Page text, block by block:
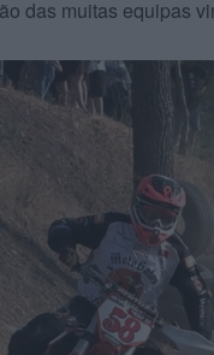
das muitas equipas